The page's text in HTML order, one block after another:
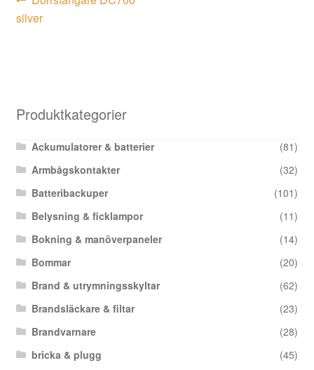
inlägg:
silver
Produktkategorier
Ackumulatorer & batterier
(81)
Armbågskontakter
(32)
Batteribackuper
(101)
Belysning & ficklampor
(11)
Bokning & manöverpaneler
(14)
Bommar
(20)
Brand & utrymningsskyltar
(62)
Brandsläckare & filtar
(23)
Brandvarnare
(28)
bricka & plugg
(45)